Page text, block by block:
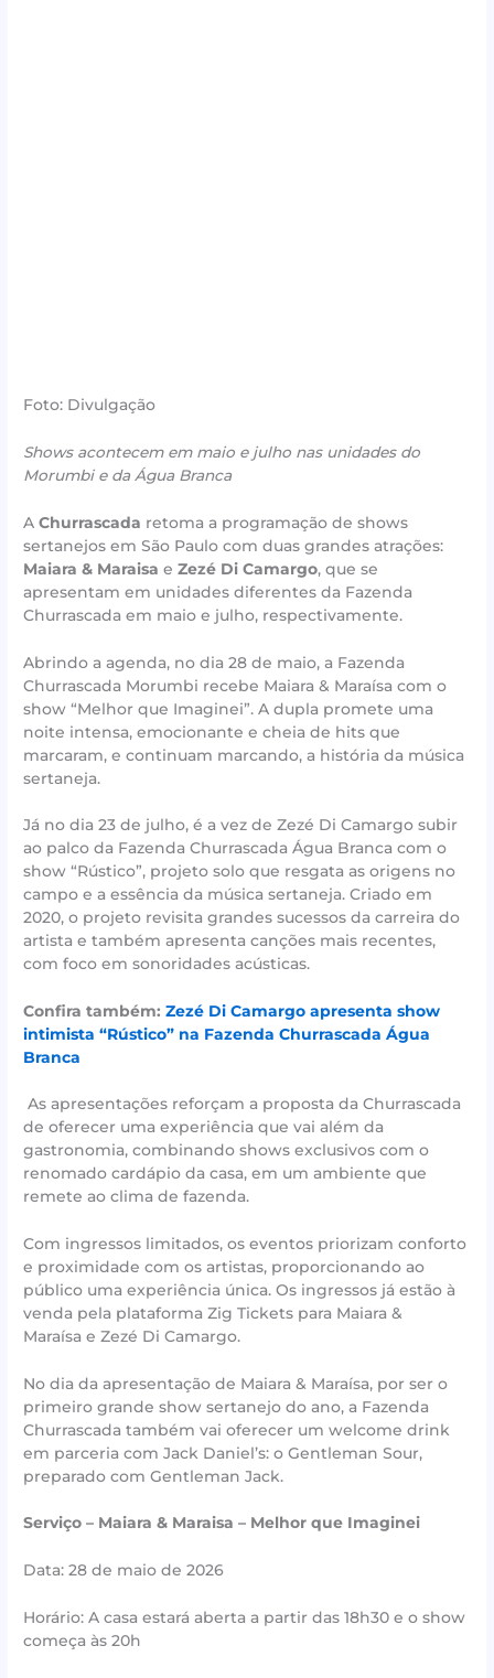
Foto: Divulgação
Shows acontecem em maio e julho nas unidades do
Morumbi e da Água Branca
AChurrascada retoma a programação de shows
sertanejos em São Paulo com duas grandes atrações:
Maiara & Maraisa eZezé Di Camargo, que se
apresentam em unidades diferentes da Fazenda
Churrascada em maio e julho, respectivamente.
Abrindo a agenda, no dia 28 de maio, a Fazenda
Churrascada Morumbi recebe Maiara & Maraísa com o
show “Melhor que Imaginei”. A dupla promete uma
noite intensa, emocionante e cheia de hits que
marcaram, e continuam marcando, a história da música
sertaneja.
Já no dia 23 de julho, é a vez de Zezé Di Camargo subir
ao palco da Fazenda Churrascada Água Branca com o
show “Rústico”, projeto solo que resgata as origens no
campo e a essência da música sertaneja. Criado em
2020, o projeto revisita grandes sucessos da carreira do
artista e também apresenta canções mais recentes,
com foco em sonoridades acústicas.
Confira também:Zezé Di Camargo apresenta show
intimista “Rústico” na Fazenda Churrascada Água
Branca
As apresentações reforçam a proposta da Churrascada
de oferecer uma experiência que vai além da
gastronomia, combinando shows exclusivos com o
renomado cardápio da casa, em um ambiente que
remete ao clima de fazenda.
Com ingressos limitados, os eventos priorizam conforto
e proximidade com os artistas, proporcionando ao
público uma experiência única. Os ingressos já estão à
venda pela plataforma Zig Tickets para Maiara &
Maraísa e Zezé Di Camargo.
No dia da apresentação de Maiara & Maraísa, por ser o
primeiro grande show sertanejo do ano, a Fazenda
Churrascada também vai oferecer um welcome drink
em parceria com Jack Daniel’s: o Gentleman Sour,
preparado com Gentleman Jack.
Serviço – Maiara & Maraisa – Melhor que Imaginei
Data: 28 de maio de 2026
Horário: A casa estará aberta a partir das 18h30 e o show
começa às 20h